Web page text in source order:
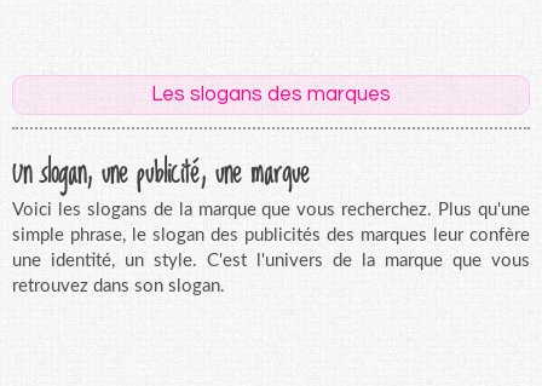
Les slogans des marques
Un slogan, une publicité, une marque
Voici les slogans de la marque que vous recherchez. Plus qu'une
simple phrase, le slogan des publicités des marques leur confère
une identité, un style. C'est l'univers de la marque que vous
retrouvez dans son slogan.